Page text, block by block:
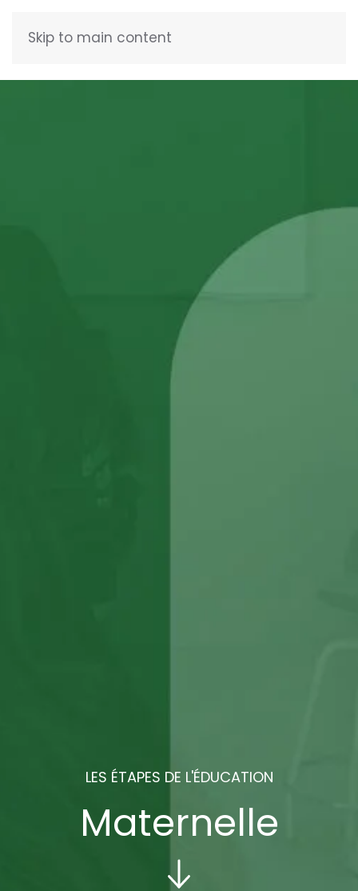
Skip to main content
LES ÉTAPES DE L'ÉDUCATION
Maternelle